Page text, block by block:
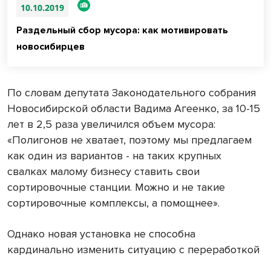
10.10.2019
Раздельный сбор мусора: как мотивировать
новосибирцев
По словам депутата Законодательного собрания
Новосибирской области Вадима Агеенко, за 10-15
лет в 2,5 раза увеличился объем мусора:
«Полигонов не хватает, поэтому мы предлагаем
как один из вариантов - на таких крупных
свалках малому бизнесу ставить свои
сортировочные станции. Можно и не такие
сортировочные комплексы, а помощнее».
Однако новая установка не способна
кардинально изменить ситуацию с переработкой